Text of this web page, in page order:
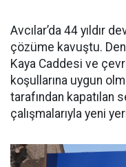
Avcılar’da 44 yıldır
çözüme kavuştu.
Kaya Caddesi ve
koşullarına uygun
tarafından kapatılan
çalışmalarıyla yeni